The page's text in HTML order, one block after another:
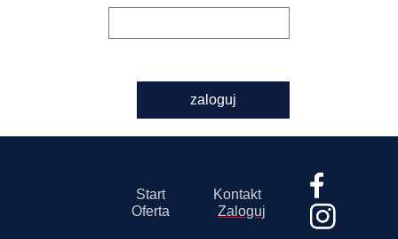
zaloguj
Start
Kontakt
Oferta
Zaloguj